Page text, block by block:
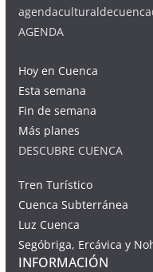
AGENDA
Hoy en Cuenca
Esta semana
Fin de semana
Más planes
DESCUBRE CUENCA
Tren Turístico
Cuenca Subterránea
Luz Cuenca
Segóbriga, Ercávica y
INFORMACIÓN